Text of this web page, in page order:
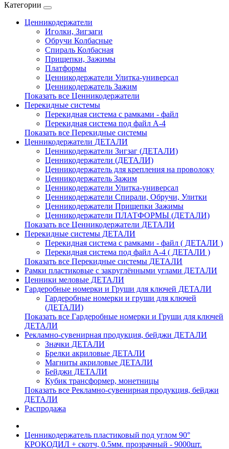
Категории
Ценникодержатели
Иголки, Зигзаги
Обручи Колбасные
Cпираль Колбасная
Прищепки, Зажимы
Платформы
Ценникодержатели Улитка-универсал
Ценникодержатель Зажим
Показать все Ценникодержатели
Перекидные системы
Перекидная система с рамками - файл
Перекидная система под файл А-4
Показать все Перекидные системы
Ценникодержатели ДЕТАЛИ
Ценникодержатели Зигзаг (ДЕТАЛИ)
Ценникодержатели (ДЕТАЛИ)
Ценникодержатель для крепления на проволоку
Ценникодержатель Зажим
Ценникодержатели Улитка-универсал
Ценникодержатели Спирали, Обручи, Улитки
Ценникодержатели Прищепки Зажимы
Ценникодержатели ПЛАТФОРМЫ (ДЕТАЛИ)
Показать все Ценникодержатели ДЕТАЛИ
Перекидные системы ДЕТАЛИ
Перекидная система с рамками - файл ( ДЕТАЛИ )
Перекидная система под файл А-4 ( ДЕТАЛИ )
Показать все Перекидные системы ДЕТАЛИ
Рамки пластиковые c закруглёнными углами ДЕТАЛИ
Ценники меловые ДЕТАЛИ
Гардеробные номерки и Груши для ключей ДЕТАЛИ
Гардеробные номерки и груши для ключей
(ДЕТАЛИ)
Показать все Гардеробные номерки и Груши для ключей
ДЕТАЛИ
Рекламно-сувенирная продукция, бейджи ДЕТАЛИ
Значки ДЕТАЛИ
Брелки акриловые ДЕТАЛИ
Магниты акриловые ДЕТАЛИ
Бейджи ДЕТАЛИ
Кубик трансформер, монетницы
Показать все Рекламно-сувенирная продукция, бейджи
ДЕТАЛИ
Распродажа
Ценникодержатель пластиковый под углом 90°
КРОКОДИЛ + скотч, 0.5мм. прозрачный - 9000шт.